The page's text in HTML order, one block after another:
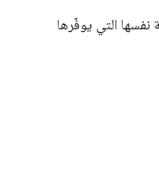
نفسها التي يوفّرها